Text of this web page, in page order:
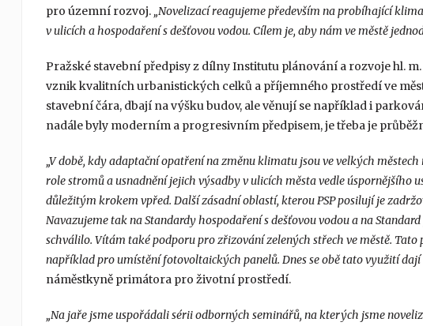
pro územní rozvoj. „Novelizací reagujeme především na probíhající
v ulicích a hospodaření s dešťovou vodou. Cílem je, aby nám ve městě
Pražské stavební předpisy z dílny Institutu plánování a rozvoje hl.
vznik kvalitních urbanistických celků a příjemného prostředí ve
stavební čára, dbají na výšku budov, ale věnují se například i
nadále byly moderním a progresivním předpisem, je třeba je
„V době, kdy adaptační opatření na změnu klimatu jsou ve velkých
role stromů a usnadnění jejich výsadby v ulicích města vedle
důležitým krokem vpřed. Další zásadní oblastí, kterou PSP posilují je
Navazujeme tak na Standardy hospodaření s dešťovou vodou a na
schválilo. Vítám také podporu pro zřizování zelených střech ve městě.
například pro umístění fotovoltaických panelů. Dnes se obě tato využití dají
náměstkyně primátora pro životní prostředí.
„Na jaře jsme uspořádali sérii odborných seminářů, na kterých jsme